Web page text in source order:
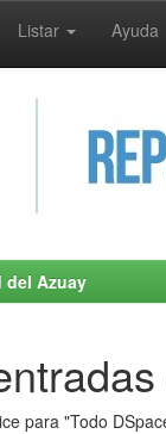
Listar Ayuda
del Azuay
para "Todo